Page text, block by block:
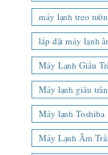
máy lạnh treo
lắp đặt máy lạnh
Máy Lạnh Giấu
Máy lạnh giấu trần
Máy lạnh Toshiba
Máy Lạnh Âm